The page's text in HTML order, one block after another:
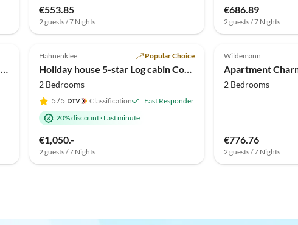
€553.85
2 guests / 7 Nights
€686.89
2 guests / 7 Nights
Holiday house Charmante Harzer Doppelhaushälfte
Top-Listing
4.8 (8)
Hahnenklee Popular Choice
Holiday house 5-star Log cabin Comfort cabin Holiday home
2 Bedrooms
5 / 5 Classification
Fast Responder
20% discount· Last minute
€1,050.-
2 guests / 7 Nights
4.3 (3)
Wildemann
2 Bedrooms
€776.76
2 guests / 7 Nights